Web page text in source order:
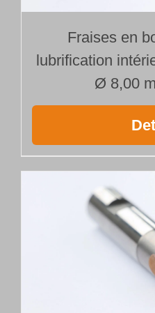
Fraises en
lubrification
Ø 8,00